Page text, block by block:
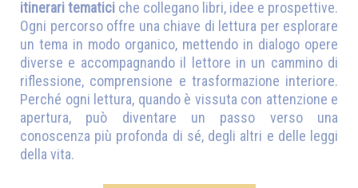
itinerari tematici che collegano libri, idee e prospettive.
Ogni percorso offre una chiave di lettura per esplorare
un tema in modo organico, mettendo in dialogo opere
diverse e accompagnando il lettore in un cammino di
riflessione, comprensione e trasformazione interiore.
Perché ogni lettura, quando è vissuta con attenzione e
apertura, può diventare un passo verso una
conoscenza più profonda di sé, degli altri e delle leggi
della vita.